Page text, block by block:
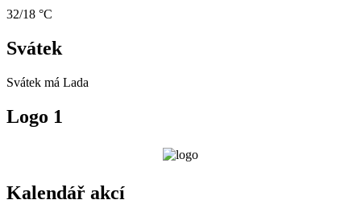
32/18 °C
Svátek
Svátek má Lada
Logo 1
Kalendář akcí